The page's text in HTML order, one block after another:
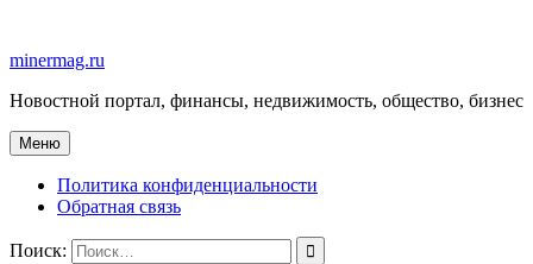
содержимому
minermag.ru
Новостной портал, финансы, недвижимость, общество, бизнес
Меню
Политика конфиденциальности
Обратная связь
Поиск: